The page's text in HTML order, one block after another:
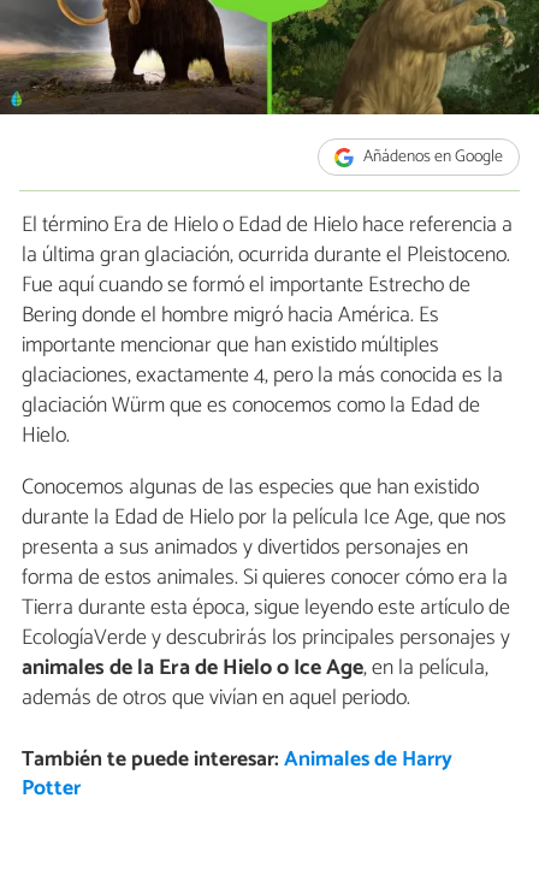
Añádenos en Google
El término Era de Hielo o Edad de Hielo hace referencia a
la última gran glaciación, ocurrida durante el Pleistoceno.
Fue aquí cuando se formó el importante Estrecho de
Bering donde el hombre migró hacia América. Es
importante mencionar que han existido múltiples
glaciaciones, exactamente 4, pero la más conocida es la
glaciación Würm que es conocemos como la Edad de
Hielo.
Conocemos algunas de las especies que han existido
durante la Edad de Hielo por la película Ice Age, que nos
presenta a sus animados y divertidos personajes en
forma de estos animales. Si quieres conocer cómo era la
Tierra durante esta época, sigue leyendo este artículo de
EcologíaVerde y descubrirás los principales personajes y
animales de la Era de Hielo o Ice Age, en la película,
además de otros que vivían en aquel periodo.
También te puede interesar:Animales de Harry
Potter